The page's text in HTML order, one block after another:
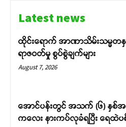
Latest news
ထိုင်းရောက် အာဏာသိမ်းသမ္မတ
ရာဇဝတ်မှု စွပ်စွဲချက်များ
August 7, 2026
အောင်ပန်းတွင် အသက် (၆) နှစ်
ကလေး နားကပ်လုခံရပြီး ရေထဲပ